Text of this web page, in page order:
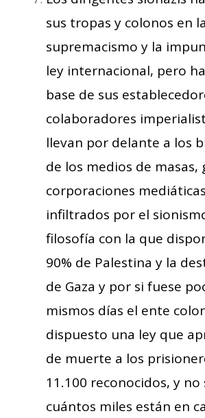
sus tropas y colonos en
supremacismo y la
ley internacional, pero
base de sus
colaboradores
llevan por delante a los
de los medios de masas,
corporaciones
infiltrados por el
filosofía con la que
90% de Palestina y la
de Gaza y por si fuese
mismos días el ente
dispuesto una ley que
de muerte a los
11.100 reconocidos, y no
cuántos miles están en